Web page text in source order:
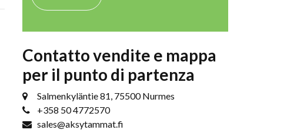
Contatto vendite e mappa
per il punto di partenza
Salmenkyläntie 81, 75500 Nurmes
+358 50 4772570
sales@aksytammat.fi